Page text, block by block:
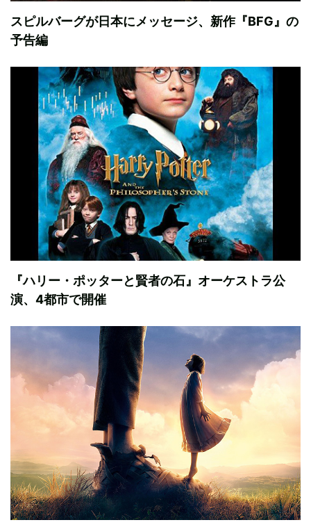
スピルバーグが日本にメッセージ、新作『BFG』の
予告編
『ハリー・ポッターと賢者の石』オーケストラ公
演、4都市で開催